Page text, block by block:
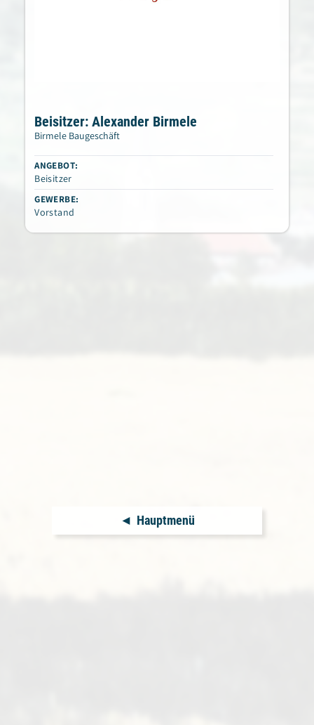
Beisitzer: Alexander Birmele
Birmele Baugeschäft
ANGEBOT:
Beisitzer
GEWERBE:
Vorstand
Hauptmenü